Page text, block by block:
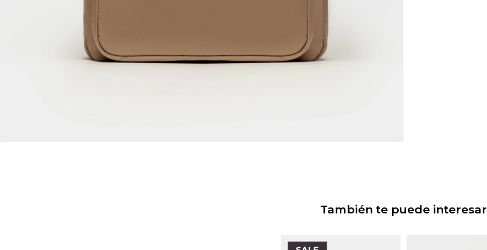
También te puede interesar